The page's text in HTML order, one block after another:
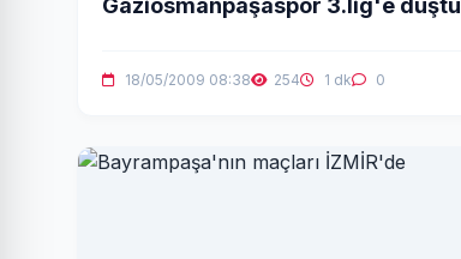
Gaziosmanpaşaspor 3.lig'e düştü
18/05/2009 08:38 254 1 dk 0